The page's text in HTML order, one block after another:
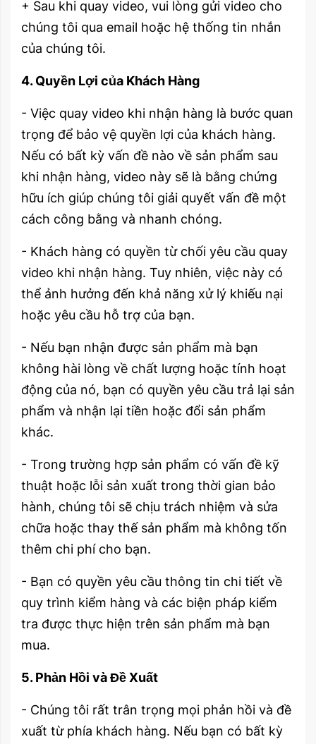
+ Sau khi quay video, vui lòng gửi video cho
chúng tôi qua email hoặc hệ thống tin nhắn
của chúng tôi.
4. Quyền Lợi của Khách Hàng
- Việc quay video khi nhận hàng là bước quan
trọng để bảo vệ quyền lợi của khách hàng.
Nếu có bất kỳ vấn đề nào về sản phẩm sau
khi nhận hàng, video này sẽ là bằng chứng
hữu ích giúp chúng tôi giải quyết vấn đề một
cách công bằng và nhanh chóng.
- Khách hàng có quyền từ chối yêu cầu quay
video khi nhận hàng. Tuy nhiên, việc này có
thể ảnh hưởng đến khả năng xử lý khiếu nại
hoặc yêu cầu hỗ trợ của bạn.
- Nếu bạn nhận được sản phẩm mà bạn
không hài lòng về chất lượng hoặc tính hoạt
động của nó, bạn có quyền yêu cầu trả lại sản
phẩm và nhận lại tiền hoặc đổi sản phẩm
khác.
- Trong trường hợp sản phẩm có vấn đề kỹ
thuật hoặc lỗi sản xuất trong thời gian bảo
hành, chúng tôi sẽ chịu trách nhiệm và sửa
chữa hoặc thay thế sản phẩm mà không tốn
thêm chi phí cho bạn.
- Bạn có quyền yêu cầu thông tin chi tiết về
quy trình kiểm hàng và các biện pháp kiểm
tra được thực hiện trên sản phẩm mà bạn
mua.
5. Phản Hồi và Đề Xuất
- Chúng tôi rất trân trọng mọi phản hồi và đề
xuất từ phía khách hàng. Nếu bạn có bất kỳ